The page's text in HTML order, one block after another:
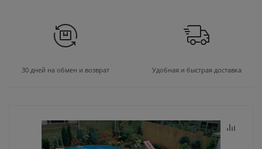
30 дней на обмен и возврат Удобная и быстрая доставка